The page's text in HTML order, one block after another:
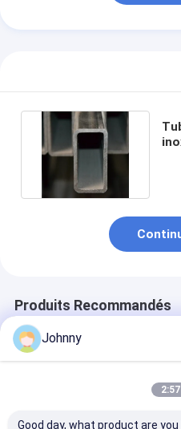
Produits Recommandés
Johnny
Good day, what product are